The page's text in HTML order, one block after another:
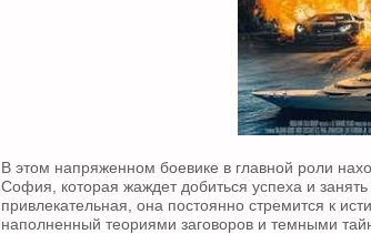
В этом напряженном боевике в главной роли
София, которая жаждет добиться успеха и
привлекательная, она постоянно стремится к
наполненный теориями заговоров и темными